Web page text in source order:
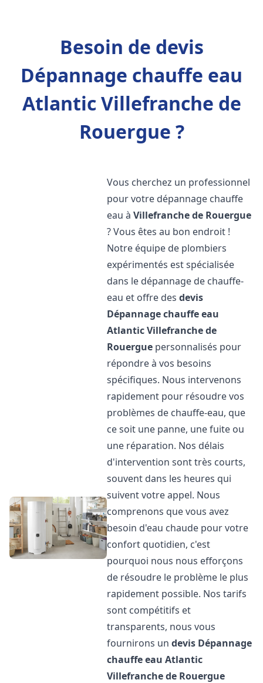
Besoin de devis
Dépannage chauffe eau
Atlantic Villefranche de
Rouergue ?
Vous cherchez un professionnel
pour votre dépannage chauffe
eau àVillefranche de Rouergue
? Vous êtes au bon endroit !
Notre équipe de plombiers
expérimentés est spécialisée
dans le dépannage de chauffe-
eau et offre desdevis
Dépannage chauffe eau
AtlanticVillefranche de
Rouergue personnalisés pour
répondre à vos besoins
spécifiques. Nous intervenons
rapidement pour résoudre vos
problèmes de chauffe-eau, que
ce soit une panne, une fuite ou
une réparation. Nos délais
d'intervention sont très courts,
souvent dans les heures qui
suivent votre appel. Nous
comprenons que vous avez
besoin d'eau chaude pour votre
confort quotidien, c'est
pourquoi nous nous efforçons
de résoudre le problème le plus
rapidement possible. Nos tarifs
sont compétitifs et
transparents, nous vous
fournirons undevis Dépannage
chauffe eau Atlantic
Villefranche de Rouergue